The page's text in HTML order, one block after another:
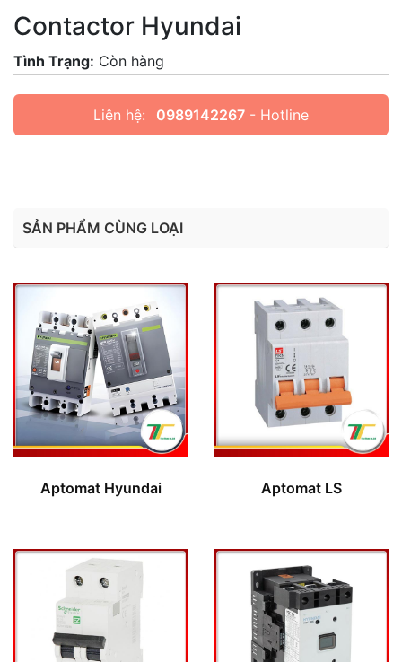
Contactor Hyundai
Tình Trạng: Còn hàng
Liên hệ: 0989142267 - Hotline
SẢN PHẨM CÙNG LOẠI
Aptomat Hyundai Aptomat LS